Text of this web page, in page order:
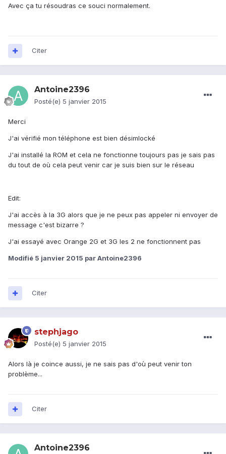
Avec ça tu résoudras ce souci normalement.
Citer
Antoine2396
Posté(e) 5 janvier 2015
Merci
J'ai vérifié mon téléphone est bien désimlocké
J'ai installé la ROM et cela ne fonctionne toujours pas je sais pas
du tout de où cela peut venir car je suis bien sur le réseau
Edit:
J'ai accès à la 3G alors que je ne peux pas appeler ni envoyer de
message c'est bizarre ?
J'ai essayé avec Orange 2G et 3G les 2 ne fonctionnent pas
Modifié 5 janvier 2015 par Antoine2396
Citer
stephjago
Posté(e) 5 janvier 2015
Alors là je coince aussi, je ne sais pas d'où peut venir ton
problème...
Citer
Antoine2396